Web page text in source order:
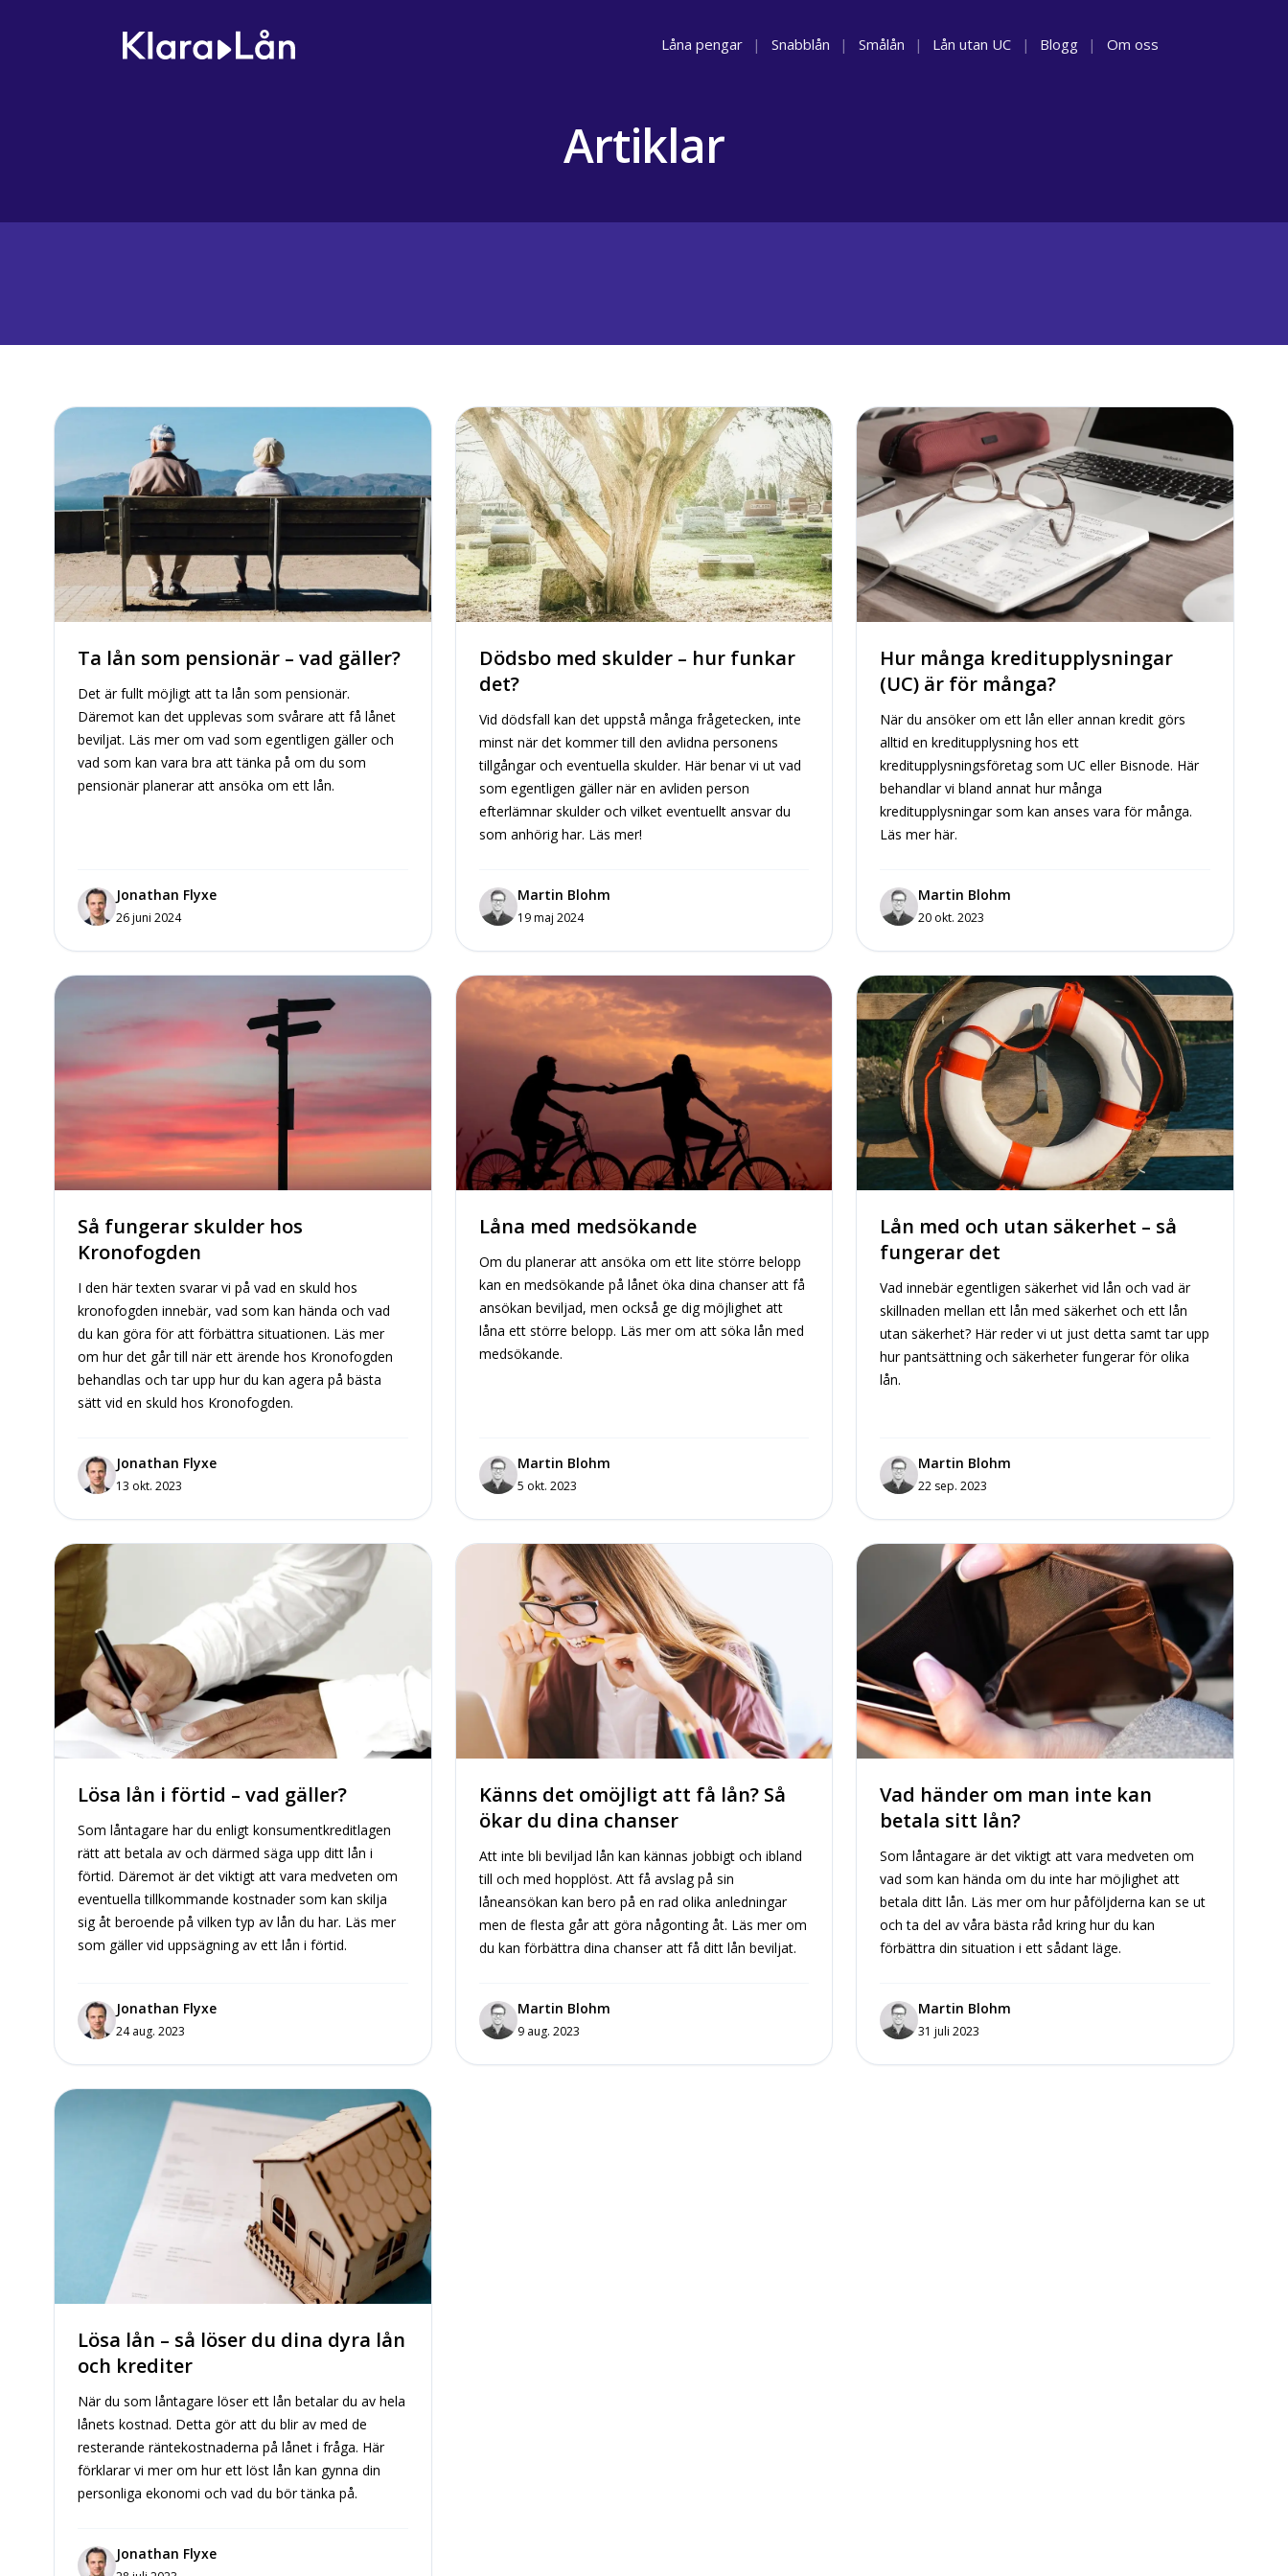
Låna pengar | Snabblån | Smålån | Lån utan UC | Blogg | Om oss
Artiklar
Ta lån som pensionär – vad gäller?
Det är fullt möjligt att ta lån som pensionär.
Däremot kan det upplevas som svårare att få lånet
beviljat. Läs mer om vad som egentligen gäller och
vad som kan vara bra att tänka på om du som
pensionär planerar att ansöka om ett lån.
Jonathan Flyxe
26 juni 2024
Dödsbo med skulder – hur funkar
det?
Vid dödsfall kan det uppstå många frågetecken, inte
minst när det kommer till den avlidna personens
tillgångar och eventuella skulder. Här benar vi ut vad
som egentligen gäller när en avliden person
efterlämnar skulder och vilket eventuellt ansvar du
som anhörig har. Läs mer!
Martin Blohm
19 maj 2024
Hur många kreditupplysningar
(UC) är för många?
När du ansöker om ett lån eller annan kredit görs
alltid en kreditupplysning hos ett
kreditupplysningsföretag som UC eller Bisnode. Här
behandlar vi bland annat hur många
kreditupplysningar som kan anses vara för många.
Läs mer här.
Martin Blohm
20 okt. 2023
Så fungerar skulder hos
Kronofogden
I den här texten svarar vi på vad en skuld hos
kronofogden innebär, vad som kan hända och vad
du kan göra för att förbättra situationen. Läs mer
om hur det går till när ett ärende hos Kronofogden
behandlas och tar upp hur du kan agera på bästa
sätt vid en skuld hos Kronofogden.
Jonathan Flyxe
13 okt. 2023
Låna med medsökande
Om du planerar att ansöka om ett lite större belopp
kan en medsökande på lånet öka dina chanser att få
ansökan beviljad, men också ge dig möjlighet att
låna ett större belopp. Läs mer om att söka lån med
medsökande.
Martin Blohm
5 okt. 2023
Lån med och utan säkerhet – så
fungerar det
Vad innebär egentligen säkerhet vid lån och vad är
skillnaden mellan ett lån med säkerhet och ett lån
utan säkerhet? Här reder vi ut just detta samt tar upp
hur pantsättning och säkerheter fungerar för olika
lån.
Martin Blohm
22 sep. 2023
Lösa lån i förtid – vad gäller?
Som låntagare har du enligt konsumentkreditlagen
rätt att betala av och därmed säga upp ditt lån i
förtid. Däremot är det viktigt att vara medveten om
eventuella tillkommande kostnader som kan skilja
sig åt beroende på vilken typ av lån du har. Läs mer
som gäller vid uppsägning av ett lån i förtid.
Jonathan Flyxe
24 aug. 2023
Känns det omöjligt att få lån? Så
ökar du dina chanser
Att inte bli beviljad lån kan kännas jobbigt och ibland
till och med hopplöst. Att få avslag på sin
låneansökan kan bero på en rad olika anledningar
men de flesta går att göra någonting åt. Läs mer om
du kan förbättra dina chanser att få ditt lån beviljat.
Martin Blohm
9 aug. 2023
Vad händer om man inte kan
betala sitt lån?
Som låntagare är det viktigt att vara medveten om
vad som kan hända om du inte har möjlighet att
betala ditt lån. Läs mer om hur påföljderna kan se ut
och ta del av våra bästa råd kring hur du kan
förbättra din situation i ett sådant läge.
Martin Blohm
31 juli 2023
Lösa lån – så löser du dina dyra lån
och krediter
När du som låntagare löser ett lån betalar du av hela
lånets kostnad. Detta gör att du blir av med de
resterande räntekostnaderna på lånet i fråga. Här
förklarar vi mer om hur ett löst lån kan gynna din
personliga ekonomi och vad du bör tänka på.
Jonathan Flyxe